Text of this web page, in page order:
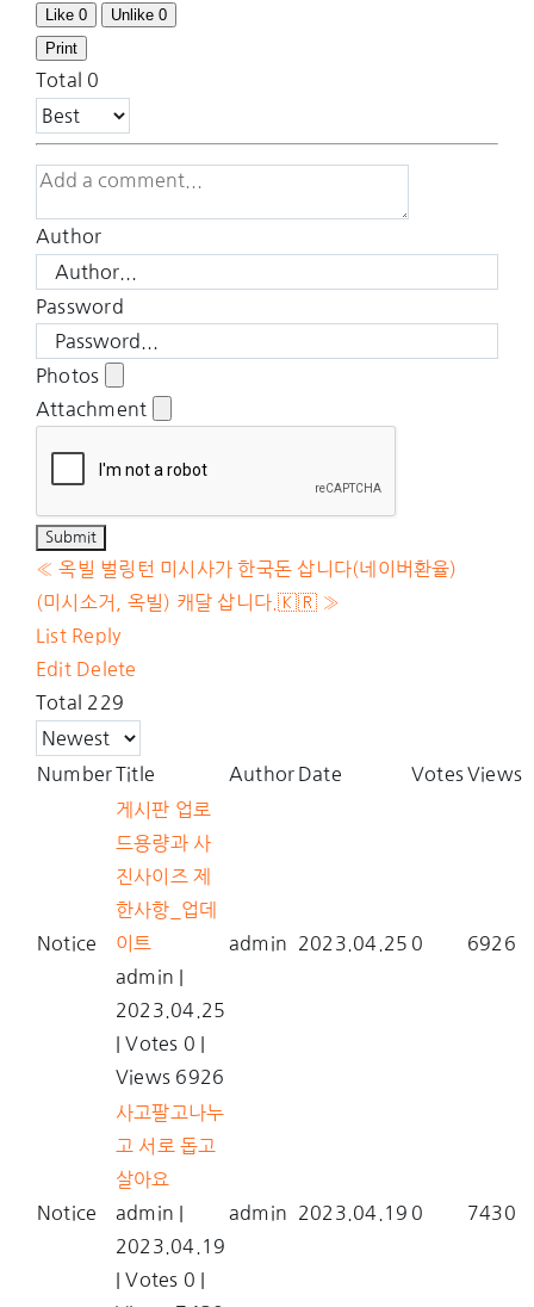
Like 0 Unlike0
Print
Total 0
Author
Password
Photos
Attachment
« 옥빌 벌링턴 미시사가 한국돈 삽니다(네이버환율)
(미시소거, 옥빌) 캐달 삽니다.🇰🇷 »
List Reply
Edit Delete
Total 229
NumberTitle Author Date VotesViews
Notice
게시판 업로
드용량과 사
진사이즈 제
한사항_업데
이트
admin
2023.04.25
Votes 0
Views 6926
admin 2023.04.25 0 6926
Notice
사고팔고나누
고 서로 돕고
살아요
admin
2023.04.19
Votes 0
admin 2023.04.19 0 7430